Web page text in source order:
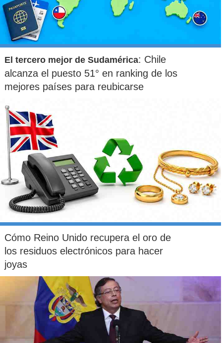
Educación
Transporte
¿Qué equipos alcanzaron la final del Mundial de
Clubes?
Bayern Múnich y Chelsea
Chelsea y PSG
PSG y Real Madrid
Real Madrid y Bayern Múnich
¿Qué cantante anunció esta semana que será madre por
primera vez?
Belinda
Julieta Venegas
Ximena Xariñana
¿Cuántos son los diputados oficialistas que impulsan
requerimiento ante el TC por algunos artículos de la ley
que reduce la "permisología"?
El tercero mejor de Sudamérica: Chile
alcanza el puesto 51° en ranking de los
mejores países para reubicarse
Cómo Reino Unido recupera el oro de
los residuos electrónicos para hacer
joyas